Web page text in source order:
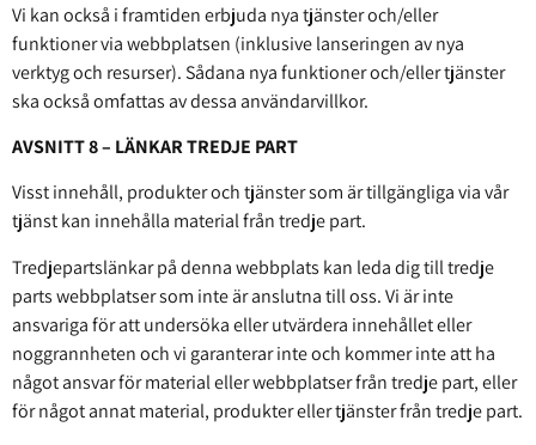
Vi kan också i framtiden erbjuda nya tjänster och/eller
funktioner via webbplatsen (inklusive lanseringen av nya
verktyg och resurser). Sådana nya funktioner och/eller tjänster
ska också omfattas av dessa användarvillkor.
AVSNITT 8 – LÄNKAR TREDJE PART
Visst innehåll, produkter och tjänster som är tillgängliga via vår
tjänst kan innehålla material från tredje part.
Tredjepartslänkar på denna webbplats kan leda dig till tredje
parts webbplatser som inte är anslutna till oss. Vi är inte
ansvariga för att undersöka eller utvärdera innehållet eller
noggrannheten och vi garanterar inte och kommer inte att ha
något ansvar för material eller webbplatser från tredje part, eller
för något annat material, produkter eller tjänster från tredje part.